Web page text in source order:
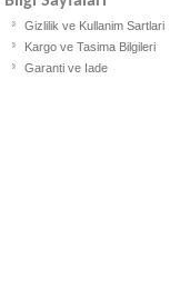
Gizlilik ve Kullanim Sartlari
Kargo ve Tasima Bilgileri
Garanti ve Iade